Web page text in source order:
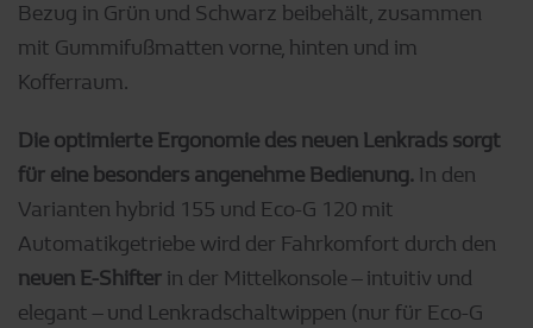
Bezug in Grün und Schwarz beibehält, zusammen
mit Gummifußmatten vorne, hinten und im
Kofferraum.
Die optimierte Ergonomie des neuen Lenkrads sorgt
für eine besonders angenehme Bedienung. In den
Varianten hybrid 155 und Eco-G 120 mit
Automatikgetriebe wird der Fahrkomfort durch den
neuen E-Shifter in der Mittelkonsole – intuitiv und
elegant – und Lenkradschaltwippen (nur für Eco-G